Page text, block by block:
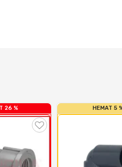
26 % HEMAT 5